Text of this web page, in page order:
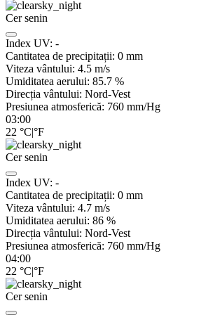
Cer senin
Index UV: -
Cantitatea de precipitații: 0 mm
Viteza vântului: 4.5 m/s
Umiditatea aerului: 85.7 %
Direcția vântului: Nord-Vest
Presiunea atmosferică: 760 mm/Hg
03:00
22 °C|°F
Cer senin
Index UV: -
Cantitatea de precipitații: 0 mm
Viteza vântului: 4.7 m/s
Umiditatea aerului: 86 %
Direcția vântului: Nord-Vest
Presiunea atmosferică: 760 mm/Hg
04:00
22 °C|°F
Cer senin